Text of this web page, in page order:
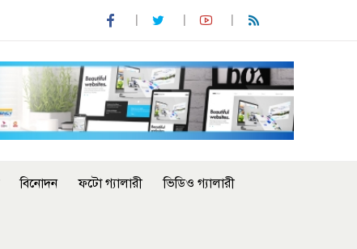
বিনোদন ফটো গ্যালারী ভিডিও গ্যালারী